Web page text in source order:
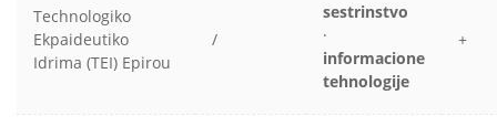
Technologiko
Ekpaideutiko
Idrima (TEI) Epirou
/
sestrinstvo
·
informacione
tehnologije
+